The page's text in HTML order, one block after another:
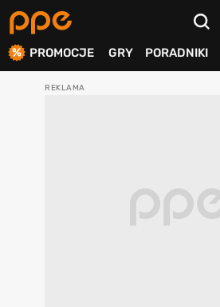
PROMOCJE GRY PORADNIKI